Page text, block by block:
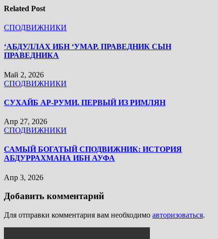
Related Post
СПОДВИЖНИКИ
‘АБДУЛЛАХ ИБН ‘УМАР. ПРАВЕДНИК СЫН
ПРАВЕДНИКА
Май 2, 2026
СПОДВИЖНИКИ
СУХАЙБ АР-РУМИ. ПЕРВЫЙ ИЗ РИМЛЯН
Апр 27, 2026
СПОДВИЖНИКИ
САМЫЙ БОГАТЫЙ СПОДВИЖНИК: ИСТОРИЯ
АБДУРРАХМАНА ИБН АУФА
Апр 3, 2026
Добавить комментарий
Для отправки комментария вам необходимо авторизоваться.